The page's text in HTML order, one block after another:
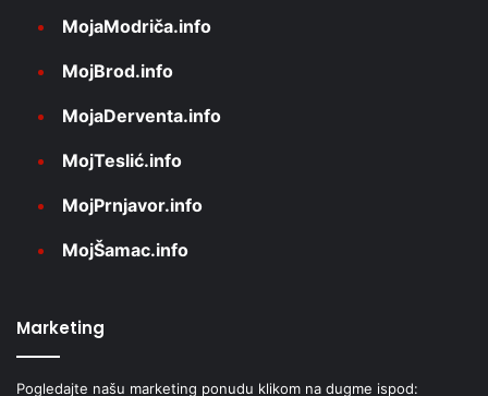
MojaModriča.info
MojBrod.info
MojaDerventa.info
MojTeslić.info
MojPrnjavor.info
MojŠamac.info
Marketing
Pogledajte našu marketing ponudu klikom na dugme ispod: